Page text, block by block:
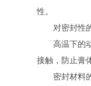
性。
对密封性
高温下的
接触，防止膏
密封材料